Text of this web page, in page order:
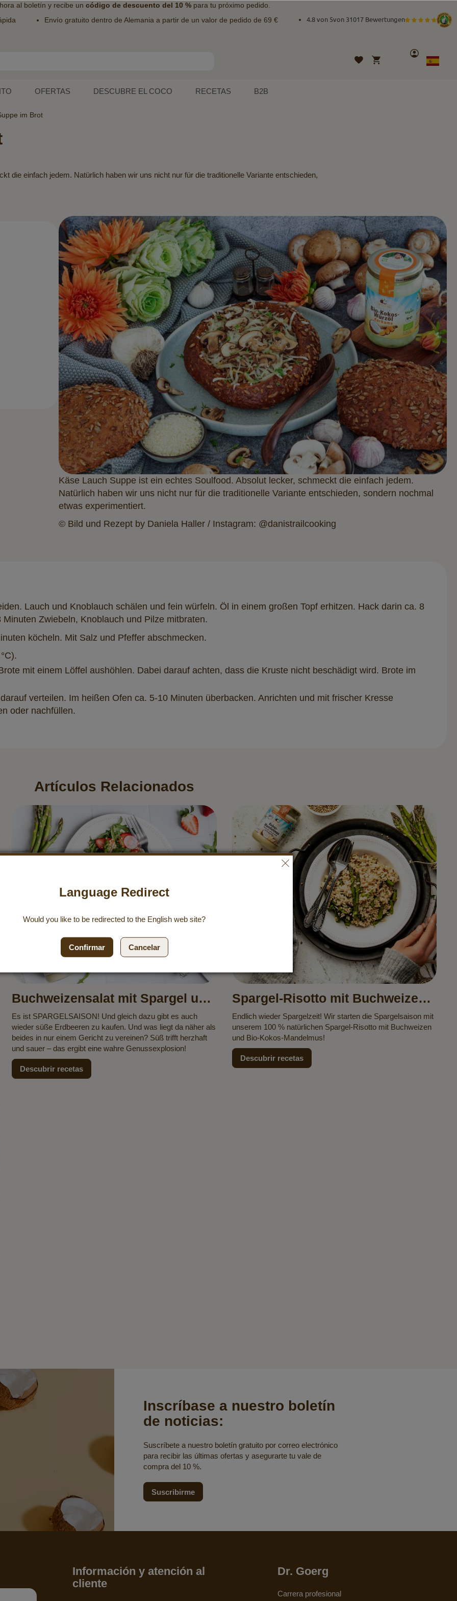
al boletín y recibe un código de descuento del 10 %para tu próximo pedido.
Envío gratuito dentro de Alemania a partir de un valor de pedido de 69 € 4.8 von 5von 31017 Bewertungen
Lista
Mi cesta
Cuenta
Lenguaje
Spanish
OFERTAS DESCUBRE EL COCO RECETAS B2B
im Brot
die einfach jedem. Natürlich haben wir uns nicht nur für die traditionelle Variante entschieden,
Käse Lauch Suppe ist ein echtes Soulfood. Absolut lecker, schmeckt die einfach jedem.
Natürlich haben wir uns nicht nur für die traditionelle Variante entschieden, sondern nochmal
etwas experimentiert.
© Bild und Rezept by Daniela Haller / Instagram: @danistrailcooking
Lauch und Knoblauch schälen und fein würfeln. Öl in einem großen Topf erhitzen. Hack darin ca. 8
Zwiebeln, Knoblauch und Pilze mitbraten.
köcheln. Mit Salz und Pfeffer abschmecken.
mit einem Löffel aushöhlen. Dabei darauf achten, dass die Kruste nicht beschädigt wird. Brote im
verteilen. Im heißen Ofen ca. 5-10 Minuten überbacken. Anrichten und mit frischer Kresse
oder nachfüllen.
Artículos Relacionados
Buchweizensalat mit Spargel und
Erdbeeren
Es ist SPARGELSAISON! Und gleich dazu gibt es auch
wieder süße Erdbeeren zu kaufen. Und was liegt da näher als
beides in nur einem Gericht zu vereinen? Süß trifft herzhaft
und sauer – das ergibt eine wahre Genussexplosion!
Descubrir recetas
Spargel-Risotto mit Buchweizen
und Kokos-Mandelmus
Endlich wieder Spargelzeit! Wir starten die Spargelsaison mit
unserem 100 % natürlichen Spargel-Risotto mit Buchweizen
und Bio-Kokos-Mandelmus!
Descubrir recetas
Inscríbase a nuestro boletín
de noticias:
Suscríbete a nuestro boletín gratuito por correo electrónico
para recibir las últimas ofertas y asegurarte tu vale de
compra del 10 %.
Suscribirme
Información y atención al
cliente
Dr. Goerg
Carrera profesional
Language Redirect
Would you like to be redirected to the English web site?
Confirmar Cancelar